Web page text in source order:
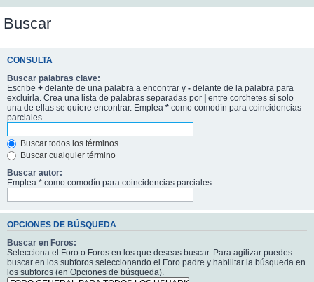
Buscar
CONSULTA
Buscar palabras clave:
Escribe + delante de una palabra a encontrar y - delante de la palabra para
excluirla. Crea una lista de palabras separadas por | entre corchetes si solo
una de ellas se quiere encontrar. Emplea * como comodín para coincidencias
parciales.
Buscar todos los términos
Buscar cualquier término
Buscar autor:
Emplea * como comodín para coincidencias parciales.
OPCIONES DE BÚSQUEDA
Buscar en Foros:
Selecciona el Foro o Foros en los que deseas buscar. Para agilizar puedes
buscar en los subforos seleccionando el Foro padre y habilitar la búsqueda en
los subforos (en Opciones de búsqueda).